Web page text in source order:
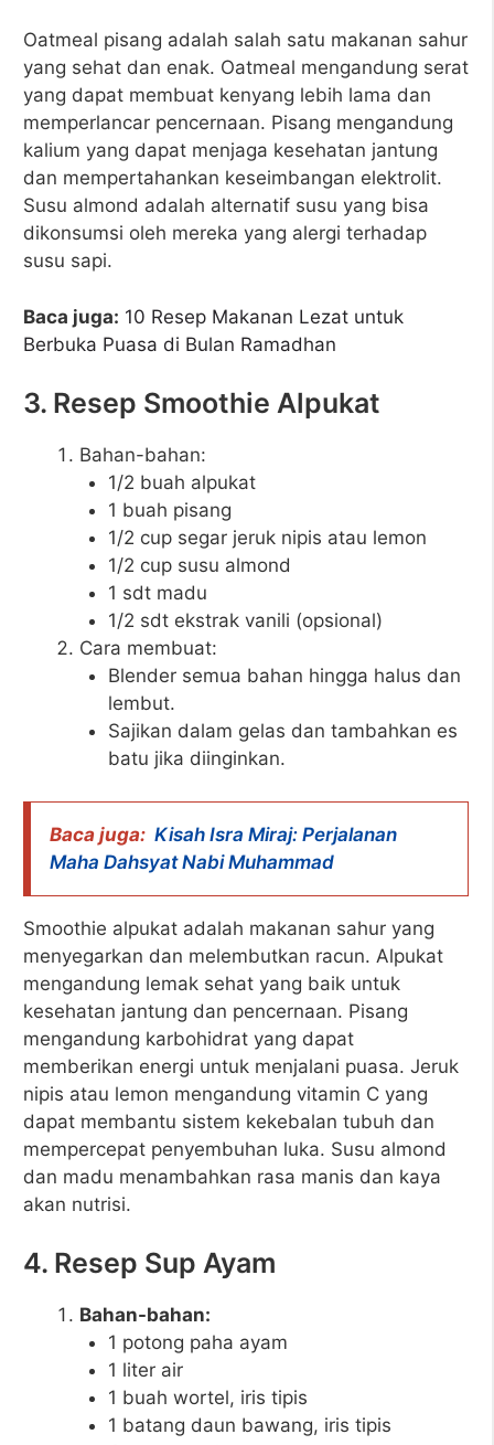
Oatmeal pisang adalah salah satu makanan sahur
yang sehat dan enak. Oatmeal mengandung serat
yang dapat membuat kenyang lebih lama dan
memperlancar pencernaan. Pisang mengandung
kalium yang dapat menjaga kesehatan jantung
dan mempertahankan keseimbangan elektrolit.
Susu almond adalah alternatif susu yang bisa
dikonsumsi oleh mereka yang alergi terhadap
susu sapi.
Baca juga: 10 Resep Makanan Lezat untuk
Berbuka Puasa di Bulan Ramadhan
3. Resep Smoothie Alpukat
Bahan-bahan:
1/2 buah alpukat
1 buah pisang
1/2 cup segar jeruk nipis atau lemon
1/2 cup susu almond
1 sdt madu
1/2 sdt ekstrak vanili (opsional)
Cara membuat:
Blender semua bahan hingga halus dan
lembut.
Sajikan dalam gelas dan tambahkan es
batu jika diinginkan.
Baca juga: Kisah Isra Miraj: Perjalanan
Maha Dahsyat Nabi Muhammad
Smoothie alpukat adalah makanan sahur yang
menyegarkan dan melembutkan racun. Alpukat
mengandung lemak sehat yang baik untuk
kesehatan jantung dan pencernaan. Pisang
mengandung karbohidrat yang dapat
memberikan energi untuk menjalani puasa. Jeruk
nipis atau lemon mengandung vitamin C yang
dapat membantu sistem kekebalan tubuh dan
mempercepat penyembuhan luka. Susu almond
dan madu menambahkan rasa manis dan kaya
akan nutrisi.
4. Resep Sup Ayam
Bahan-bahan:
1 potong paha ayam
1 liter air
1 buah wortel, iris tipis
1 batang daun bawang, iris tipis